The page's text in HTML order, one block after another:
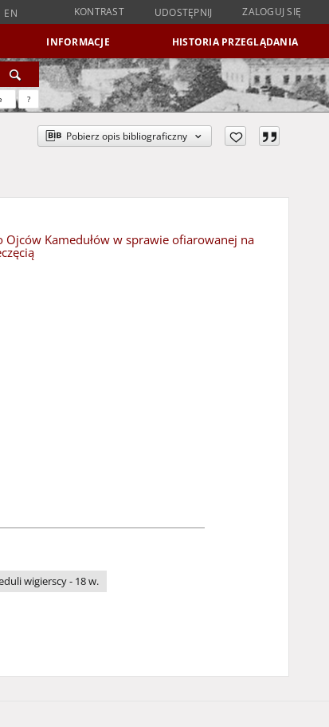
EN KONTRAST UDOSTĘPNIJ ZALOGUJ SIĘ
INFORMACJE HISTORIA PRZEGLĄDANIA
?
Pobierz opis bibliograficzny
Kamedułów w sprawie ofiarowanej na
wigierscy - 18 w.